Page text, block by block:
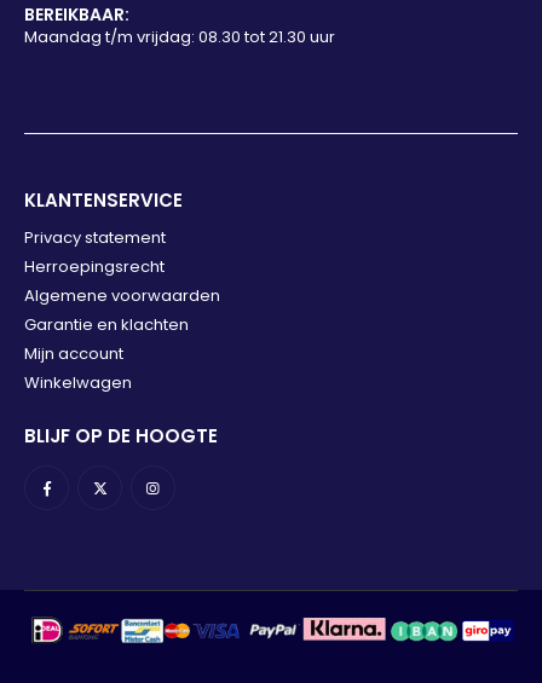
BEREIKBAAR:
Maandag t/m vrijdag: 08.30 tot 21.30 uur
KLANTENSERVICE
Privacy statement
Herroepingsrecht
Algemene voorwaarden
Garantie en klachten
Mijn account
Winkelwagen
BLIJF OP DE HOOGTE